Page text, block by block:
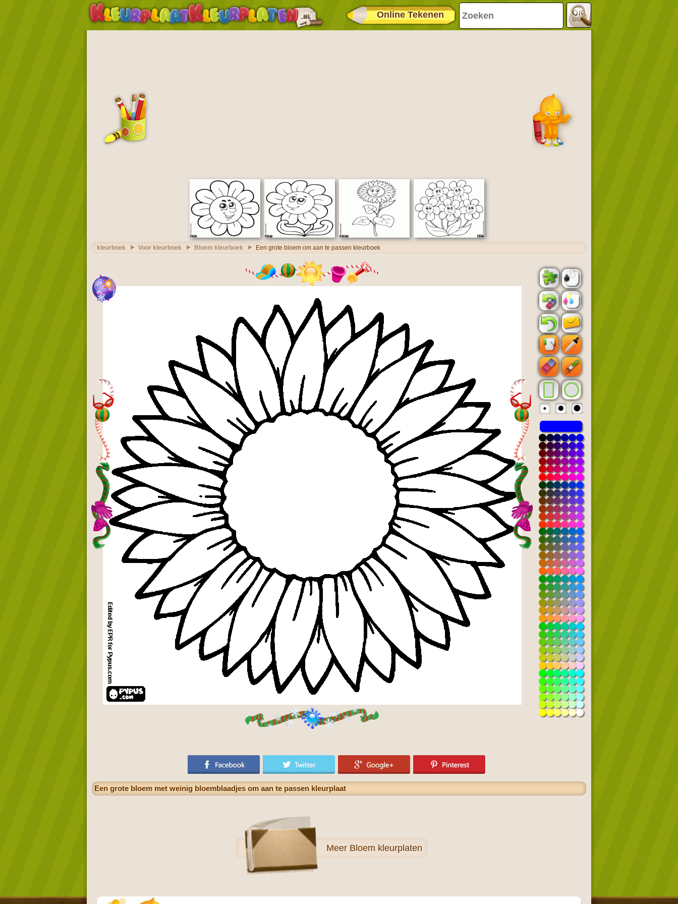
Online Tekenen
kleurboek Voor kleurboek Bloem kleurboek Een grote bloem om aan te passen kleurboek
Een grote bloem met weinig bloemblaadjes om aan te passen kleurplaat
Meer Bloem kleurplaten